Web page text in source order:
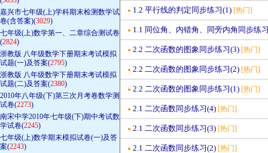
嘉兴市七年级(上)学科期末检测数学试
卷(含答案)(3029)
七年级(上)数学第一、二章综合测试卷
(2824)
浙教版 八年级数学下册期末考试模拟
试题(一)及答案(2795)
浙教版 八年级数学下册期末考试模拟
试题(二)及答案(2380)
2010年八年级(下)第三次月考卷数学测
试卷(2273)
南宋中学2010年七年级(下)期中考试数
学试卷(2245)
七年级(上)数学期末模拟试卷(一)及答
案(2243)
● 1.2 平行线的判定同步练习(1) [热门]
● 1.1 同位角、内错角、同旁内角同步练
● 2.2 二次函数的图象同步练习(3) [热门]
● 2.2 二次函数的图象同步练习(2) [热门]
● 2.2 二次函数的图象同步练习(1) [热门]
● 2.1 二次函数同步练习(4) [热门]
● 2.1 二次函数同步练习(3) [热门]
● 2.1 二次函数同步练习(2) [热门]